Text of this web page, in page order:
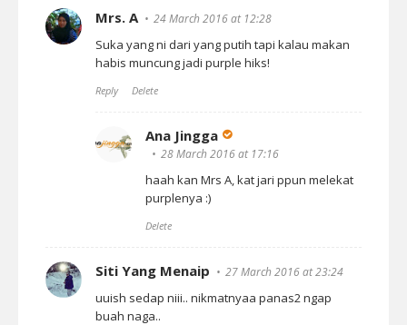
Mrs. A 24 March 2016 at 12:28
Suka yang ni dari yang putih tapi kalau makan
habis muncung jadi purple hiks!
Reply Delete
Ana Jingga
28 March 2016 at 17:16
haah kan Mrs A, kat jari ppun melekat
purplenya :)
Delete
Siti Yang Menaip 27 March 2016 at 23:24
uuish sedap niii.. nikmatnyaa panas2 ngap
buah naga..